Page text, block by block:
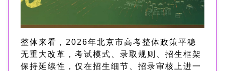
整体来看，2026年北京市高考整体政策平稳
无重大改革，考试模式、录取规则、招生框架
保持延续性，仅在招生细节、招录审核上进一